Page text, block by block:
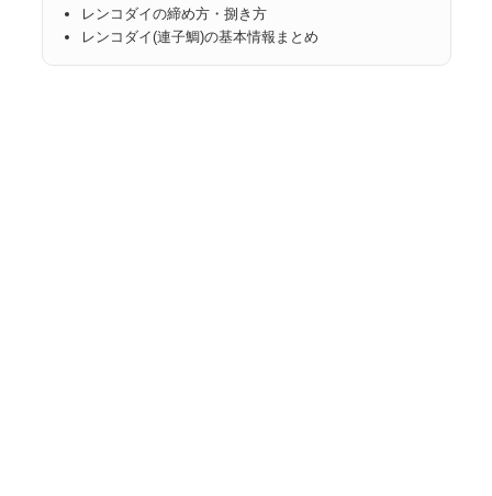
レンコダイの締め方・捌き方
レンコダイ(連子鯛)の基本情報まとめ